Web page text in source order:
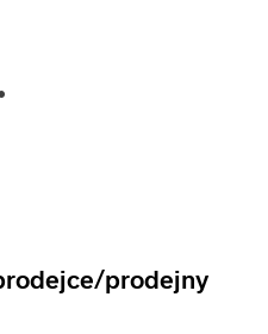
prodejny